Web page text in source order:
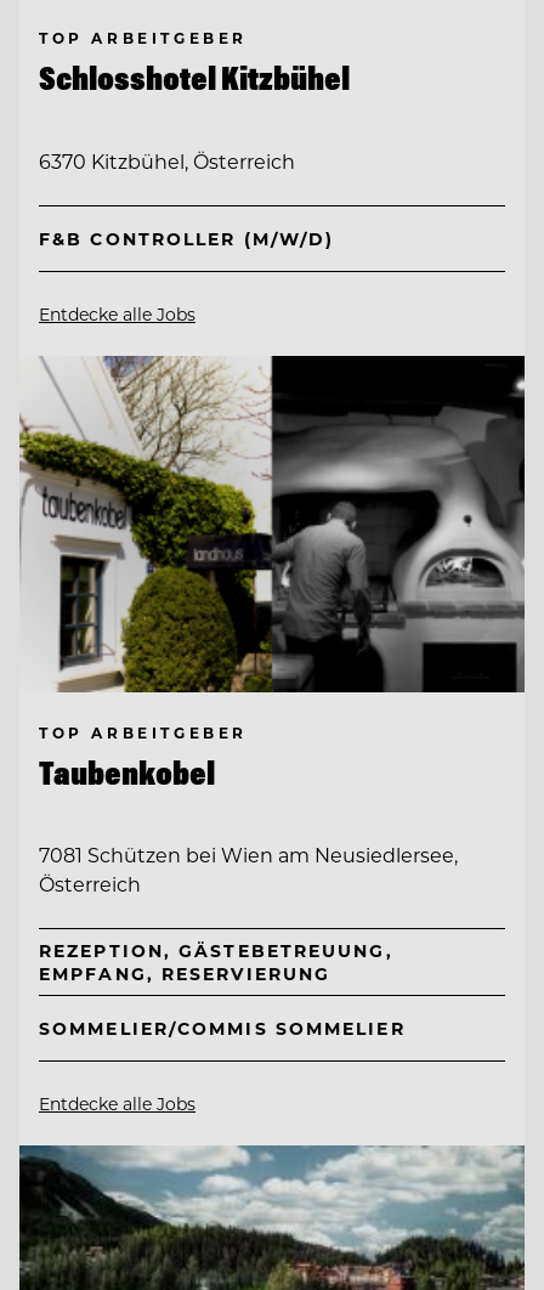
TOP ARBEITGEBER
Schlosshotel Kitzbühel
6370 Kitzbühel, Österreich
F&B CONTROLLER (M/W/D)
Entdecke alle Jobs
TOP ARBEITGEBER
Taubenkobel
7081 Schützen bei Wien am Neusiedlersee,
Österreich
REZEPTION, GÄSTEBETREUUNG,
EMPFANG, RESERVIERUNG
SOMMELIER/COMMIS SOMMELIER
Entdecke alle Jobs